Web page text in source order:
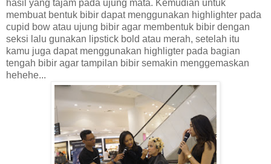
hasil yang tajam pada ujung mata. Kemudian untuk
membuat bentuk bibir dapat menggunakan highlighter pada
cupid bow atau ujung bibir agar membentuk bibir dengan
seksi lalu gunakan lipstick bold atau merah, setelah itu
kamu juga dapat menggunakan highligter pada bagian
tengah bibir agar tampilan bibir semakin menggemaskan
hehehe...